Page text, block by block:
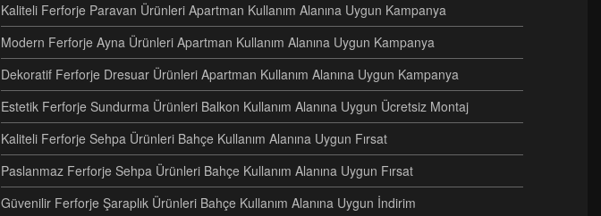
Kaliteli Ferforje Paravan Ürünleri Apartman Kullanım Alanına Uygun Kampanya
Modern Ferforje Ayna Ürünleri Apartman Kullanım Alanına Uygun Kampanya
Dekoratif Ferforje Dresuar Ürünleri Apartman Kullanım Alanına Uygun Kampanya
Estetik Ferforje Sundurma Ürünleri Balkon Kullanım Alanına Uygun Ücretsiz Montaj
Kaliteli Ferforje Sehpa Ürünleri Bahçe Kullanım Alanına Uygun Fırsat
Paslanmaz Ferforje Sehpa Ürünleri Bahçe Kullanım Alanına Uygun Fırsat
Güvenilir Ferforje Şaraplık Ürünleri Bahçe Kullanım Alanına Uygun İndirim